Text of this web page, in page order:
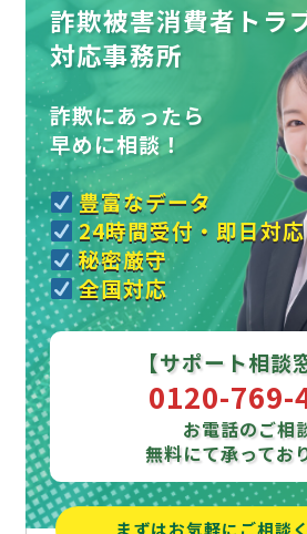
詐欺被害消費者トラ
対応事務所
詐欺にあったら
早めに相談！
豊富なデータ
24時間受付・即日対応
秘密厳守
全国対応
【サポート相談
0120-769-
お電話のご相
無料にて承ってお
まずはお気軽にご相談